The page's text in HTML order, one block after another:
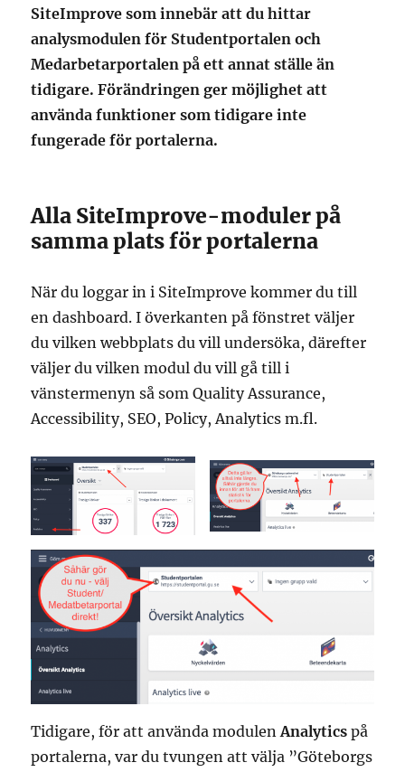
SiteImprove som innebär att du hittar
analysmodulen för Studentportalen och
Medarbetarportalen på ett annat ställe än
tidigare. Förändringen ger möjlighet att
använda funktioner som tidigare inte
fungerade för portalerna.
Alla SiteImprove-moduler på
samma plats för portalerna
När du loggar in i SiteImprove kommer du till
en dashboard. I överkanten på fönstret väljer
du vilken webbplats du vill undersöka, därefter
väljer du vilken modul du vill gå till i
vänstermenyn så som Quality Assurance,
Accessibility, SEO, Policy, Analytics m.fl.
Tidigare, för att använda modulenAnalyticspå
portalerna, var du tvungen att välja ”Göteborgs